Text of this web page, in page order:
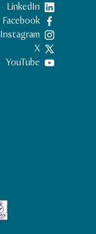
LinkedIn
‎Facebook‏
‎Instagram‏
X
YouTube